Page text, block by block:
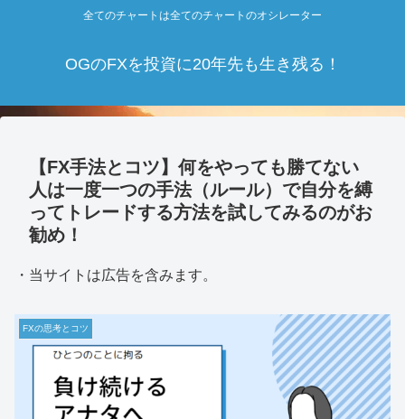
全てのチャートは全てのチャートのオシレーター
OGのFXを投資に20年先も生き残る！
【FX手法とコツ】何をやっても勝てない
人は一度一つの手法（ルール）で自分を縛
ってトレードする方法を試してみるのがお
勧め！
・当サイトは広告を含みます。
FXの思考とコツ